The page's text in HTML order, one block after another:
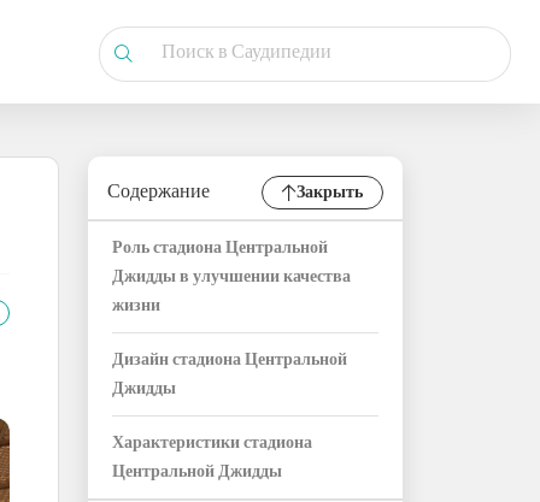
Содержание Закрыть
Роль стадиона Центральной
Джидды в улучшении качества
жизни
Дизайн стадиона Центральной
Джидды
Характеристики стадиона
Центральной Джидды